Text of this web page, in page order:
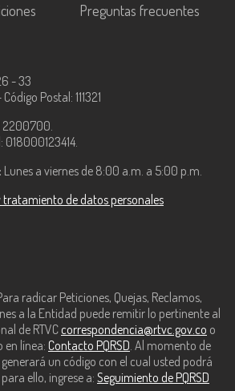
Preguntas frecuentes
- 33
Postal: 111321
2200700.
Lunes a viernes de 8:00 a.m. a 5:00 p.m.
de datos personales
radicar Peticiones, Quejas, Reclamos,
a la Entidad puede remitir lo pertinente al
de RTVC correspondencia@rtvc.gov.co o
en línea: Contacto PQRSD. Al momento de
un código con el cual usted podrá
ello, ingrese a: Seguimiento de PQRSD